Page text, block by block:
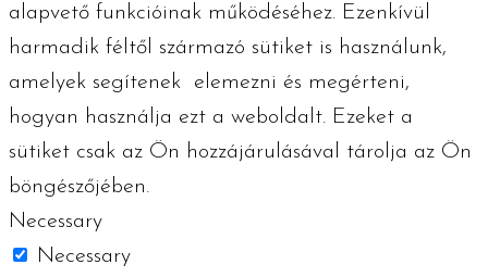
alapvető funkcióinak működéséhez. Ezenkívül
harmadik féltől származó sütiket is használunk,
amelyek segítenek elemezni és megérteni,
hogyan használja ezt a weboldalt. Ezeket a
sütiket csak az Ön hozzájárulásával tárolja az Ön
böngészőjében.
Necessary
Necessary